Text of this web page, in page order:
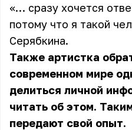
«… сразу хочется
потому что я такой
Серябкина.
Также артистка
современном мире
делиться личной
читать об этом.
передают свой опыт.